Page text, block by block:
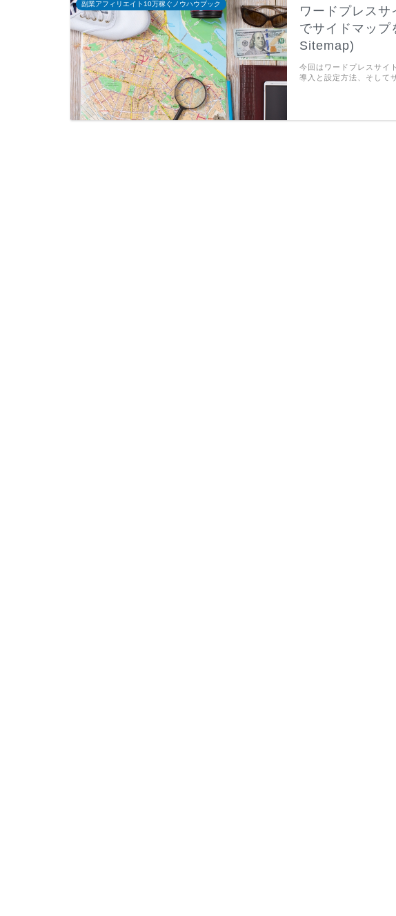
副業アフィリエイト10万稼ぐノウハウブック
ワードプレスサ
でサイドマッ
Sitemap)
今回はワードプレスサイ
導入と設定方法、そして